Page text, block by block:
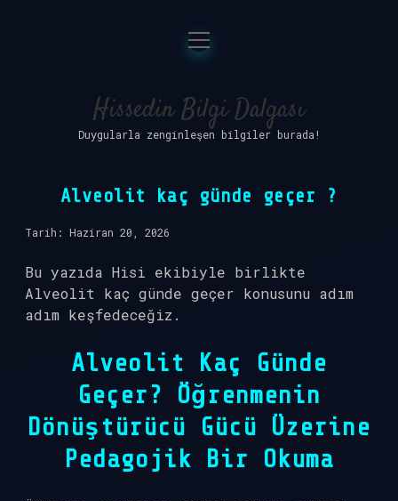
Anasayfa
Gizlilik Politikası
Yasal Uyarı
Hakkımızda
menüyü
aç
Hissedin Bilgi Dalgası
Duygularla zenginleşen bilgiler burada!
Alveolit kaç günde geçer ?
Tarih: Haziran 20, 2026
Bu yazıda Hisi ekibiyle birlikte
Alveolit kaç günde geçer konusunu adım
adım keşfedeceğiz.
Alveolit Kaç Günde
Geçer? Öğrenmenin
Dönüştürücü Gücü Üzerine
Pedagojik Bir Okuma